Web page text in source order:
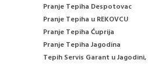
Pranje Tepiha Despotovac
Pranje Tepiha u REKOVCU
Pranje Tepiha Ćuprija
Pranje Tepiha Jagodina
Tepih Servis Garant u